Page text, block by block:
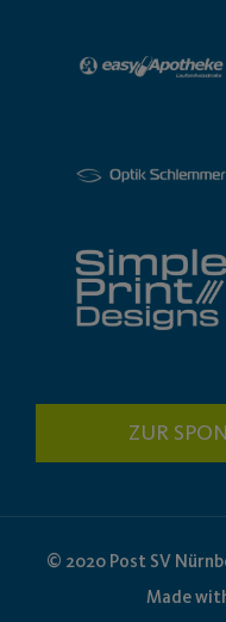
ZUR
© 2020 Post SV
Made